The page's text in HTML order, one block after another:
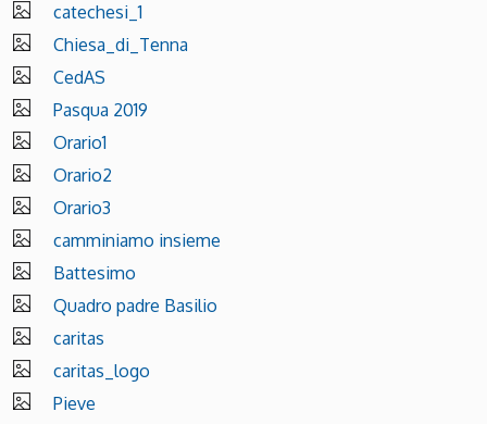
catechesi_1
Chiesa_di_Tenna
CedAS
Pasqua 2019
Orario1
Orario2
Orario3
camminiamo insieme
Battesimo
Quadro padre Basilio
caritas
caritas_logo
Pieve